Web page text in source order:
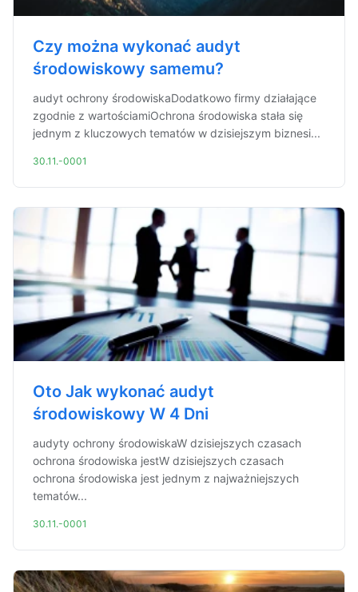
Czy można wykonać audyt
środowiskowy samemu?
audyt ochrony środowiskaDodatkowo firmy działające
zgodnie z wartościamiOchrona środowiska stała się
jednym z kluczowych tematów w dzisiejszym biznesi...
30.11.-0001
Oto Jak wykonać audyt
środowiskowy W 4 Dni
audyty ochrony środowiskaW dzisiejszych czasach
ochrona środowiska jestW dzisiejszych czasach
ochrona środowiska jest jednym z najważniejszych
tematów...
30.11.-0001